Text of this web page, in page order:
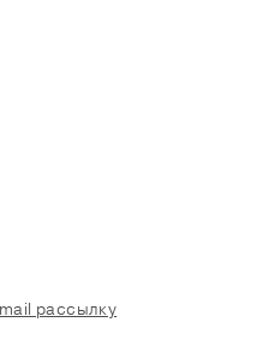
рассылку